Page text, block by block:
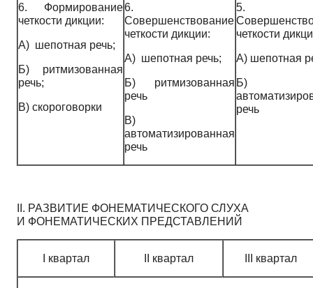
6. Формирование
четкости дикции:
A) шепотная речь;
Б) ритмизованная
речь;
B) скороговорки
6.
Совершенствование
четкости дикции:
A) шепотная речь;
Б) ритмизованная
речь
B)
автоматизированная
речь
5.
четкости
А) шепотная
Б)
речь
II. РАЗВИТИЕ ФОНЕМАТИЧЕСКОГО СЛУХА
И ФОНЕМАТИЧЕСКИХ ПРЕДСТАВЛЕНИЙ
I квартал II квартал III квартал